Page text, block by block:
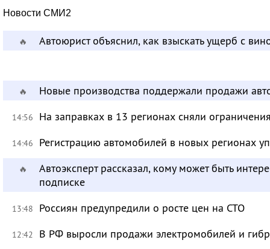
Новости СМИ2
🔥 Автоюрист объяснил, как взыскать ущерб с
🔥 Новые производства поддержали продажи
14:56 На заправках в 13 регионах сняли
14:46 Регистрацию автомобилей в новых регионах
🔥
Автоэксперт рассказал, кому может быть
подписке
13:48 Россиян предупредили о росте цен на СТО
12:42 В РФ выросли продажи электромобилей и